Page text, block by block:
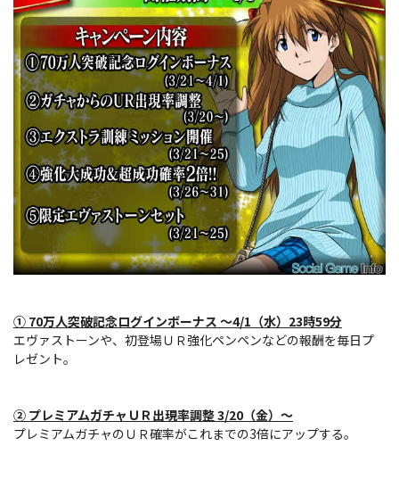
① 70万人突破記念ログインボーナス ～4/1（水）23時59分
エヴァストーンや、初登場ＵＲ強化ペンペンなどの報酬を毎日プ
レゼント。
② プレミアムガチャＵＲ出現率調整 3/20（金）～
プレミアムガチャのＵＲ確率がこれまでの3倍にアップする。